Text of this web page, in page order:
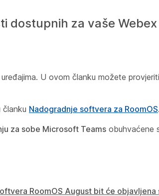
dostupnih za vaše
U ovom članku možete
Nadogradnje softvera za RoomOS.
za sobe Microsoft Teams obuhvaćene
RoomOS August bit će objavljena